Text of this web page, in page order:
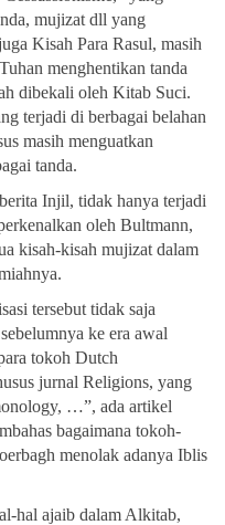
mujizat dll yang
Kisah Para Rasul, masih
menghentikan tanda
dibekali oleh Kitab Suci.
terjadi di berbagai belahan
masih menguatkan
tanda.
Injil, tidak hanya terjadi
oleh Bultmann,
kisah-kisah mujizat dalam
tersebut tidak saja
ke era awal
tokoh Dutch
jurnal Religions, yang
…”, ada artikel
bagaimana tokoh-
menolak adanya Iblis
hal ajaib dalam Alkitab,